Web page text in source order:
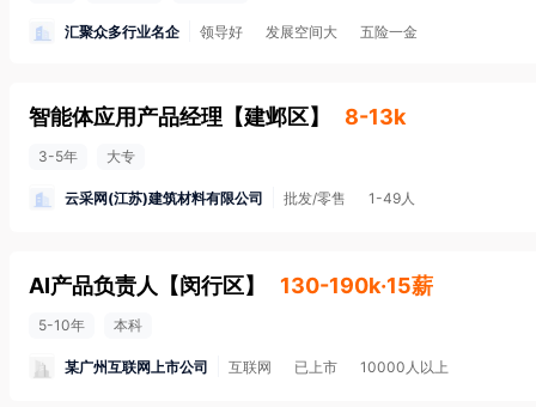
汇聚众多行业名企 领导好 发展空间大 五险一金
智能体应用产品经理 【建邺区】 8-13k
3-5年 大专
云采网(江苏)建筑材料有限公司 批发/零售 1-49人
AI产品负责人 【闵行区】 130-190k·15薪
5-10年 本科
某广州互联网上市公司 互联网 已上市 10000人以上